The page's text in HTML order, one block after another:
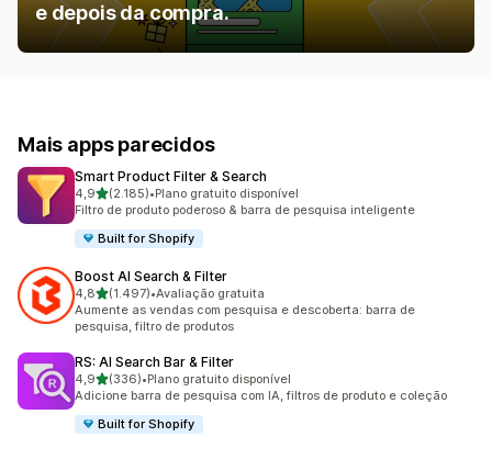
e depois da compra.
Mais apps parecidos
Smart Product Filter & Search
4,9de 5 estrelas
(2.185)
2185 avaliações ao todo
•Plano gratuito disponível
Filtro de produto poderoso & barra de pesquisa inteligente
Built for Shopify
Boost AI Search & Filter
4,8de 5 estrelas
(1.497)
1497 avaliações ao todo
•Avaliação gratuita
Aumente as vendas com pesquisa e descoberta: barra de
pesquisa, filtro de produtos
RS: AI Search Bar & Filter
4,9de 5 estrelas
(336)
336 avaliações ao todo
•Plano gratuito disponível
Adicione barra de pesquisa com IA, filtros de produto e coleção
Built for Shopify